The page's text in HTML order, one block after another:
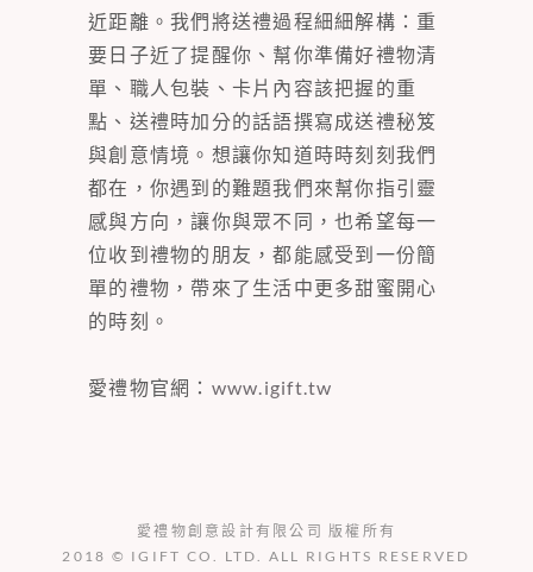
近距離。我們將送禮過程細細解構：重
要日子近了提醒你、幫你準備好禮物清
單、職人包裝、卡片內容該把握的重
點、送禮時加分的話語撰寫成送禮秘笈
與創意情境。想讓你知道時時刻刻我們
都在，你遇到的難題我們來幫你指引靈
感與方向，讓你與眾不同，也希望每一
位收到禮物的朋友，都能感受到一份簡
單的禮物，帶來了生活中更多甜蜜開心
的時刻。
愛禮物官網： www.igift.tw
愛禮物創意設計有限公司 版權所有
2018 © IGIFT CO. LTD. ALL RIGHTS RESERVED